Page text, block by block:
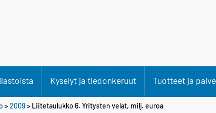
Kyselyt ja tiedonkeruut Tuotteet ja
>2009> Liitetaulukko 6. Yritysten velat, milj. euroa